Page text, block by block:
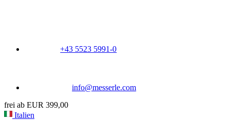
+43 5523 5991-0
info@messerle.com
frei ab EUR 399,00
Italien